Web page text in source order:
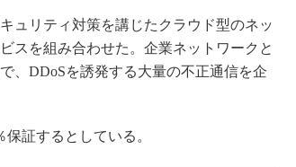
ュリティ対策を講じたクラウド型のネッ
スを組み合わせた。企業ネットワークと
、DDoSを誘発する大量の不正通信を企
証するとしている。